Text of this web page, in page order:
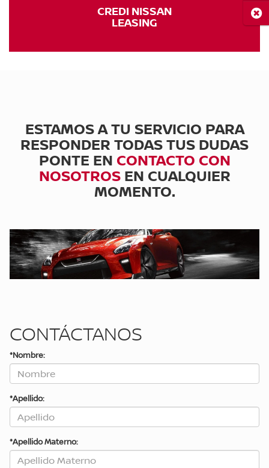
CREDI NISSAN
LEASING
ESTAMOS A TU SERVICIO PARA
RESPONDER TODAS TUS DUDAS
PONTE EN CONTACTO CON
NOSOTROSEN CUALQUIER
MOMENTO.
CONTÁCTANOS
*Nombre:
*Apellido:
*Apellido Materno: